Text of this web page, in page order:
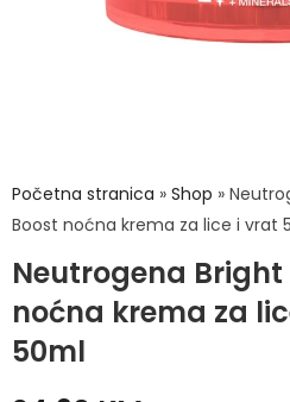
Početna stranica » Shop »
Boost noćna krema za lice i vrat
Neutrogena Bright
noćna krema za
50ml